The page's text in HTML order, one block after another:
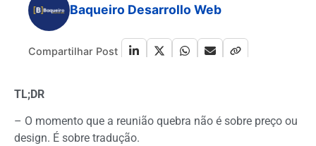
Baqueiro Desarrollo Web
Compartilhar Post
TL;DR
– O momento que a reunião quebra não é sobre preço ou
design. É sobre tradução.